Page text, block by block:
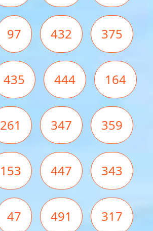
97 432 375
435 444 164
261 347 359
153 447 343
47 491 317